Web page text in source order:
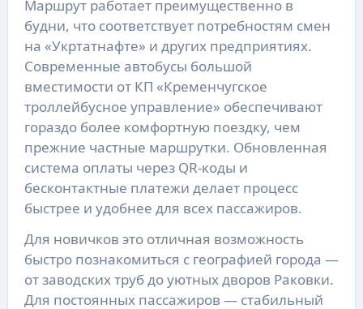
Маршрут работает преимущественно в
будни, что соответствует потребностям смен
на «Укртатнафте» и других предприятиях.
Современные автобусы большой
вместимости от КП «Кременчугское
троллейбусное управление» обеспечивают
гораздо более комфортную поездку, чем
прежние частные маршрутки. Обновленная
система оплаты через QR-коды и
бесконтактные платежи делает процесс
быстрее и удобнее для всех пассажиров.
Для новичков это отличная возможность
быстро познакомиться с географией города —
от заводских труб до уютных дворов Раковки.
Для постоянных пассажиров — стабильный